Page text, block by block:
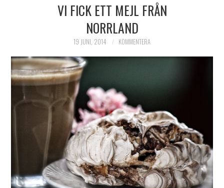
HIMLAMYSIGT
VI MÖTER
VI SPANAR PÅ
VI FICK ETT MEJL FRÅN
NORRLAND
19 JUNI, 2014 KOMMENTERA